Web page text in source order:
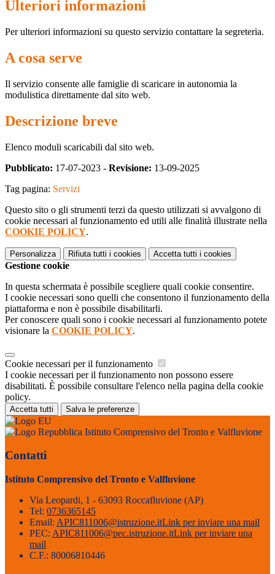
Ulteriori informazioni
Per ulteriori informazioni su questo servizio contattare la segreteria.
A cosa serve
Il servizio consente alle famiglie di scaricare in autonomia la
modulistica direttamente dal sito web.
Descrizione breve
Elenco moduli scaricabili dal sito web.
Pubblicato: 17-07-2023 - Revisione: 13-09-2025
Tag pagina: Servizi
Questo sito o gli strumenti terzi da questo utilizzati si avvalgono di
cookie necessari al funzionamento ed utili alle finalità illustrate nella
COOKIE POLICY.
Personalizza Rifiuta tutti i cookies Accetta tutti i cookies
Gestione cookie
In questa schermata è possibile scegliere quali cookie consentire.
I cookie necessari sono quelli che consentono il funzionamento della
piattaforma e non è possibile disabilitarli.
Per conoscere quali sono i cookie necessari al funzionamento potete
visionare la COOKIE POLICY.
Cookie necessari per il funzionamento
I cookie necessari per il funzionamento non possono essere
disabilitati. È possibile consultare l'elenco nella pagina della cookie
policy.
Accetta tutti Salva le preferenze
Istituto Comprensivo del Tronto e Valfluvione
Contatti
Istituto Comprensivo del Tronto e Valfluvione
Via Leopardi, 1 - 63093 Roccafluvione (AP)
Tel: 0736365145
Email: APIC811006@istruzione.itLink per inviare una mail
PEC: APIC811006@pec.istruzione.itLink per inviare una
mail
C.F.: 80006810446